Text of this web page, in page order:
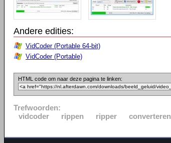
Andere edities:
VidCoder (Portable 64-bit)
VidCoder (Portable)
HTML code om naar deze pagina te linken:
Trefwoorden:
vidcoder
rippen ripper converteren